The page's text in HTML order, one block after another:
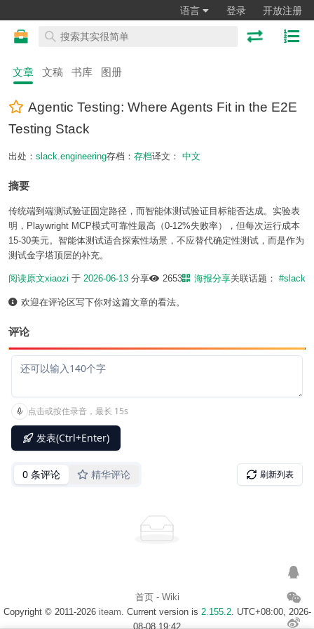
语言 登录 开放注册
文章 文稿 书库 图册
Agentic Testing: Where Agents Fit in the E2E
Testing Stack
出处： slack.engineering存档： 存档译文： 中文
摘要
传统端到端测试验证固定路径，而智能体测试验证目标能否达成。实验表
明，Playwright MCP模式可靠性最高（0-12%失败率），但每次运行成本
15-30美元。智能体测试适合探索性场景，不应替代确定性测试，而是作为
测试金字塔顶层的补充。
阅读原文xiaozi 于 2026-06-13 分享 2653 海报分享关联话题： #slack
欢迎在评论区写下你对这篇文章的看法。
评论
首页- Wiki
Copyright © 2011-2026 iteam. Current version is 2.155.2. UTC+08:00, 2026-
08-08 19:42